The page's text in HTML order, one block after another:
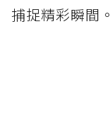
捕捉精彩瞬間。